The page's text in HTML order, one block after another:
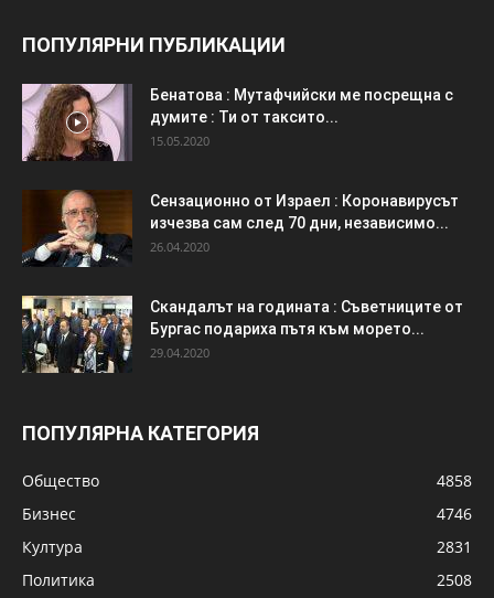
ПОПУЛЯРНИ ПУБЛИКАЦИИ
Бенатова : Мутафчийски ме посрещна с
думите : Ти от таксито...
15.05.2020
Сензационно от Израел : Коронавирусът
изчезва сам след 70 дни, независимо...
26.04.2020
Скандалът на годината : Съветниците от
Бургас подариха пътя към морето...
29.04.2020
ПОПУЛЯРНА КАТЕГОРИЯ
Общество
4858
Бизнес
4746
Култура
2831
Политика
2508